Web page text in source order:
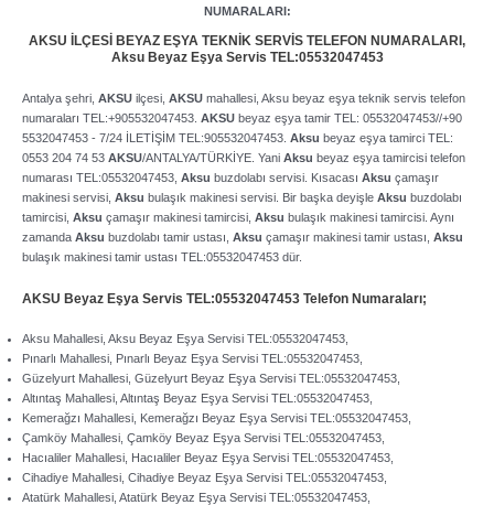
NUMARALARI:
AKSU İLÇESİ BEYAZ EŞYA TEKNİK SERVİS TELEFON NUMARALARI,
AksuBeyaz Eşya Servis TEL:05532047453
Antalya şehri, AKSU ilçesi, AKSU mahallesi, Aksu beyaz eşya teknik servis telefon
numaraları TEL:+905532047453. AKSU beyaz eşya tamir TEL: 05532047453//+90
5532047453 ­- 7/24 İLETİŞİM TEL:905532047453. Aksu beyaz eşya tamirci TEL:
0553 204 74 53 AKSU/ANTALYA/TÜRKİYE. Yani Aksu beyaz eşya tamircisi telefon
numarası TEL:05532047453, Aksu buzdolabı servisi. Kısacası Aksu çamaşır
makinesi servisi, Aksu bulaşık makinesi servisi. Bir başka deyişle Aksu buzdolabı
tamircisi, Aksu çamaşır makinesi tamircisi, Aksu bulaşık makinesi tamircisi. Aynı
zamanda Aksu buzdolabı tamir ustası, Aksu çamaşır makinesi tamir ustası, Aksu
bulaşık makinesi tamir ustası TEL:05532047453 dür.
AKSU Beyaz Eşya Servis TEL:05532047453 Telefon Numaraları;
Aksu Mahallesi, Aksu Beyaz Eşya Servisi TEL:05532047453,
Pınarlı Mahallesi, Pınarlı Beyaz Eşya Servisi TEL:05532047453,
Güzelyurt Mahallesi, Güzelyurt Beyaz Eşya Servisi TEL:05532047453,
Altıntaş Mahallesi, Altıntaş Beyaz Eşya Servisi TEL:05532047453,
Kemerağzı Mahallesi, Kemerağzı Beyaz Eşya Servisi TEL:05532047453,
Çamköy Mahallesi, Çamköy Beyaz Eşya Servisi TEL:05532047453,
Hacıaliler Mahallesi, Hacıaliler Beyaz Eşya Servisi TEL:05532047453,
Cihadiye Mahallesi, Cihadiye Beyaz Eşya Servisi TEL:05532047453,
Atatürk Mahallesi, Atatürk Beyaz Eşya Servisi TEL:05532047453,